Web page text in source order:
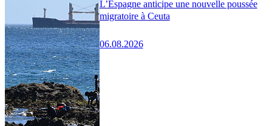
L’Espagne anticipe une nouvelle poussée
migratoire à Ceuta
06.08.2026